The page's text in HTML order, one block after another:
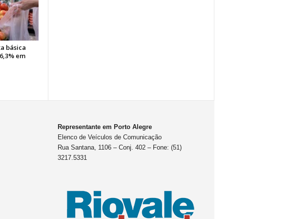
básica
em
Representante em Porto Alegre
Elenco de Veículos de Comunicação
Rua Santana, 1106 – Conj. 402 – Fone: (51)
3217.5331